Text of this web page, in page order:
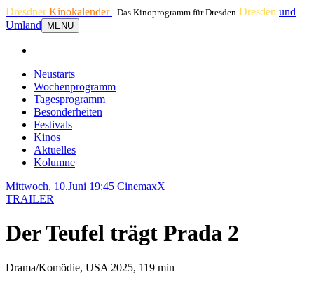
DresdnerKinokalender - Das Kinoprogramm für Dresden Dresden und
Umland
MENU
Neustarts
Wochenprogramm
Tagesprogramm
Besonderheiten
Festivals
Kinos
Aktuelles
Kolumne
Mittwoch, 10.Juni 19:45 CinemaxX
TRAILER
Der Teufel trägt Prada 2
Drama/Komödie, USA 2025, 119 min